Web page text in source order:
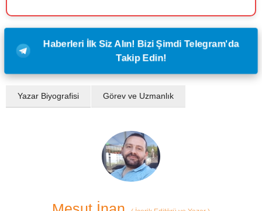
Haberleri İlk Siz Alın! Bizi Şimdi Telegram'da
Takip Edin!
Yazar Biyografisi Görev ve Uzmanlık